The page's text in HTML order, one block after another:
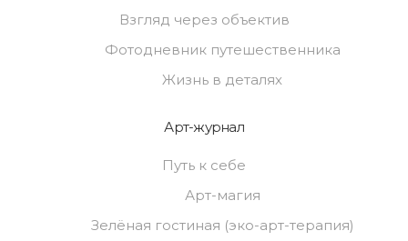
Взгляд через объектив
Фотодневник путешественника
Жизнь в деталях
Арт-журнал
Путь к себе
Арт-магия
Зелёная гостиная (эко-арт-терапия)